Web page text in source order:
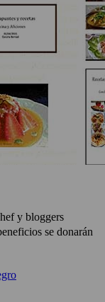
y bloggers
se donarán